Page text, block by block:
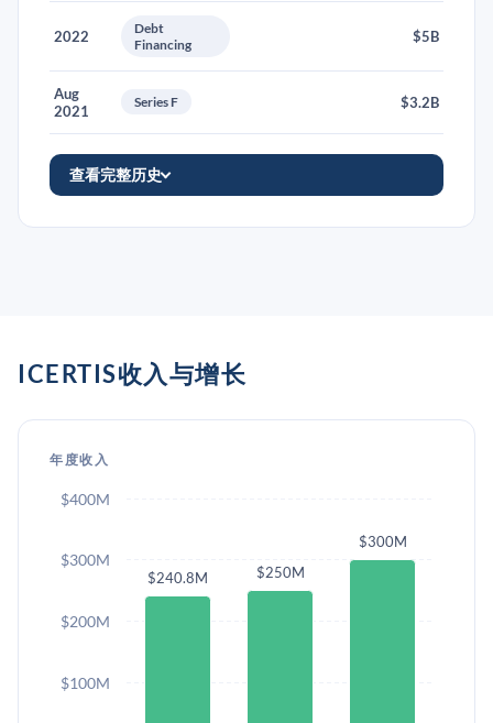
2022
Debt
Financing
$5B
Aug
2021
Series F $3.2B
查看完整历史
ICERTIS收入与增长
年度收入
$240.8M $250M
$300M
$100M
$200M
$300M
$400M